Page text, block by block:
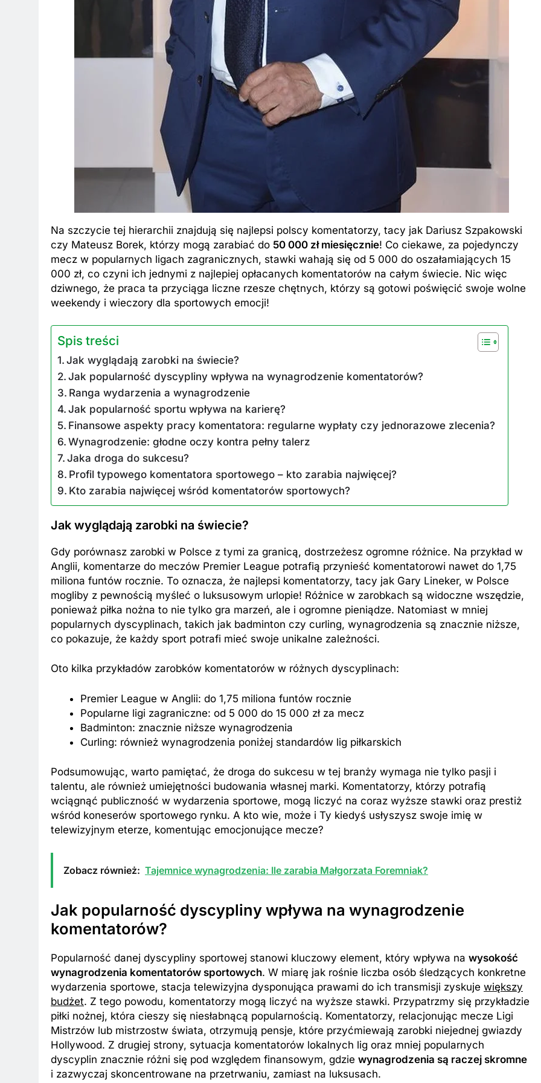
Na szczycie tej hierarchii znajdują się najlepsi polscy komentatorzy, tacy jak Dariusz Szpakowski
czy Mateusz Borek, którzy mogą zarabiać do 50 000 zł miesięcznie! Co ciekawe, za pojedynczy
mecz w popularnych ligach zagranicznych, stawki wahają się od 5 000 do oszałamiających 15
000 zł, co czyni ich jednymi z najlepiej opłacanych komentatorów na całym świecie. Nic więc
dziwnego, że praca ta przyciąga liczne rzesze chętnych, którzy są gotowi poświęcić swoje wolne
weekendy i wieczory dla sportowych emocji!
Spis treści
Jak wyglądają zarobki na świecie?
Jak popularność dyscypliny wpływa na wynagrodzenie komentatorów?
Ranga wydarzenia a wynagrodzenie
Jak popularność sportu wpływa na karierę?
Finansowe aspekty pracy komentatora: regularne wypłaty czy jednorazowe zlecenia?
Wynagrodzenie: głodne oczy kontra pełny talerz
Jaka droga do sukcesu?
Profil typowego komentatora sportowego – kto zarabia najwięcej?
Kto zarabia najwięcej wśród komentatorów sportowych?
Jak wyglądają zarobki na świecie?
Gdy porównasz zarobki w Polsce z tymi za granicą, dostrzeżesz ogromne różnice. Na przykład w
Anglii, komentarze do meczów Premier League potrafią przynieść komentatorowi nawet do 1,75
miliona funtów rocznie. To oznacza, że najlepsi komentatorzy, tacy jak Gary Lineker, w Polsce
mogliby z pewnością myśleć o luksusowym urlopie! Różnice w zarobkach są widoczne wszędzie,
ponieważ piłka nożna to nie tylko gra marzeń, ale i ogromne pieniądze. Natomiast w mniej
popularnych dyscyplinach, takich jak badminton czy curling, wynagrodzenia są znacznie niższe,
co pokazuje, że każdy sport potrafi mieć swoje unikalne zależności.
Oto kilka przykładów zarobków komentatorów w różnych dyscyplinach:
Premier League w Anglii: do 1,75 miliona funtów rocznie
Popularne ligi zagraniczne: od 5 000 do 15 000 zł za mecz
Badminton: znacznie niższe wynagrodzenia
Curling: również wynagrodzenia poniżej standardów lig piłkarskich
Podsumowując, warto pamiętać, że droga do sukcesu w tej branży wymaga nie tylko pasji i
talentu, ale również umiejętności budowania własnej marki. Komentatorzy, którzy potrafią
wciągnąć publiczność w wydarzenia sportowe, mogą liczyć na coraz wyższe stawki oraz prestiż
wśród koneserów sportowego rynku. A kto wie, może i Ty kiedyś usłyszysz swoje imię w
telewizyjnym eterze, komentując emocjonujące mecze?
Zobacz również: Tajemnice wynagrodzenia: Ile zarabia Małgorzata Foremniak?
Jak popularność dyscypliny wpływa na wynagrodzenie
komentatorów?
Popularność danej dyscypliny sportowej stanowi kluczowy element, który wpływa na wysokość
wynagrodzenia komentatorów sportowych. W miarę jak rośnie liczba osób śledzących konkretne
wydarzenia sportowe, stacja telewizyjna dysponująca prawami do ich transmisji zyskuje większy
budżet. Z tego powodu, komentatorzy mogą liczyć na wyższe stawki. Przypatrzmy się przykładzie
piłki nożnej, która cieszy się niesłabnącą popularnością. Komentatorzy, relacjonując mecze Ligi
Mistrzów lub mistrzostw świata, otrzymują pensje, które przyćmiewają zarobki niejednej gwiazdy
Hollywood. Z drugiej strony, sytuacja komentatorów lokalnych lig oraz mniej popularnych
dyscyplin znacznie różni się pod względem finansowym, gdzie wynagrodzenia są raczej skromne
i zazwyczaj skoncentrowane na przetrwaniu, zamiast na luksusach.